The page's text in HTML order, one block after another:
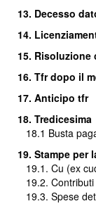
13. Decesso
14.
15. Risoluzione
16. Tfr dopo il
17. Anticipo tfr
18. Tredicesima
18.1 Busta
19. Stampe per
19.1. Cu (ex
19.2.
19.3. Spese